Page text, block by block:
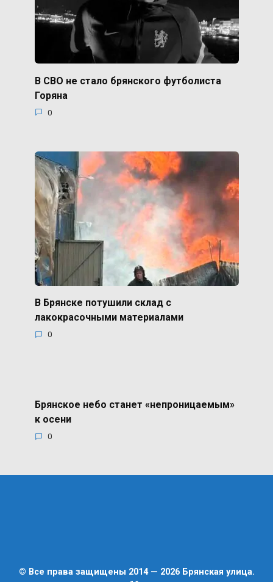
В СВО не стало брянского футболиста
Горяна
0
В Брянске потушили склад с
лакокрасочными материалами
0
Брянское небо станет «непроницаемым»
к осени
0
© Все права защищены 2014 — 2026 Брянская улица.